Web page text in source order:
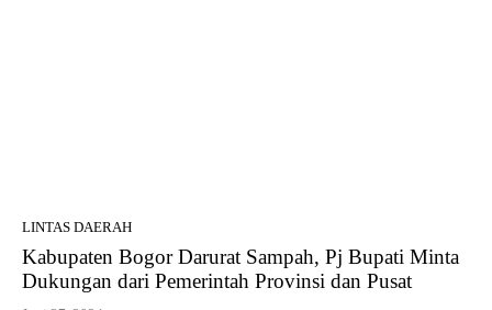
LINTAS DAERAH
Kabupaten Bogor Darurat Sampah, Pj Bupati Minta
Dukungan dari Pemerintah Provinsi dan Pusat